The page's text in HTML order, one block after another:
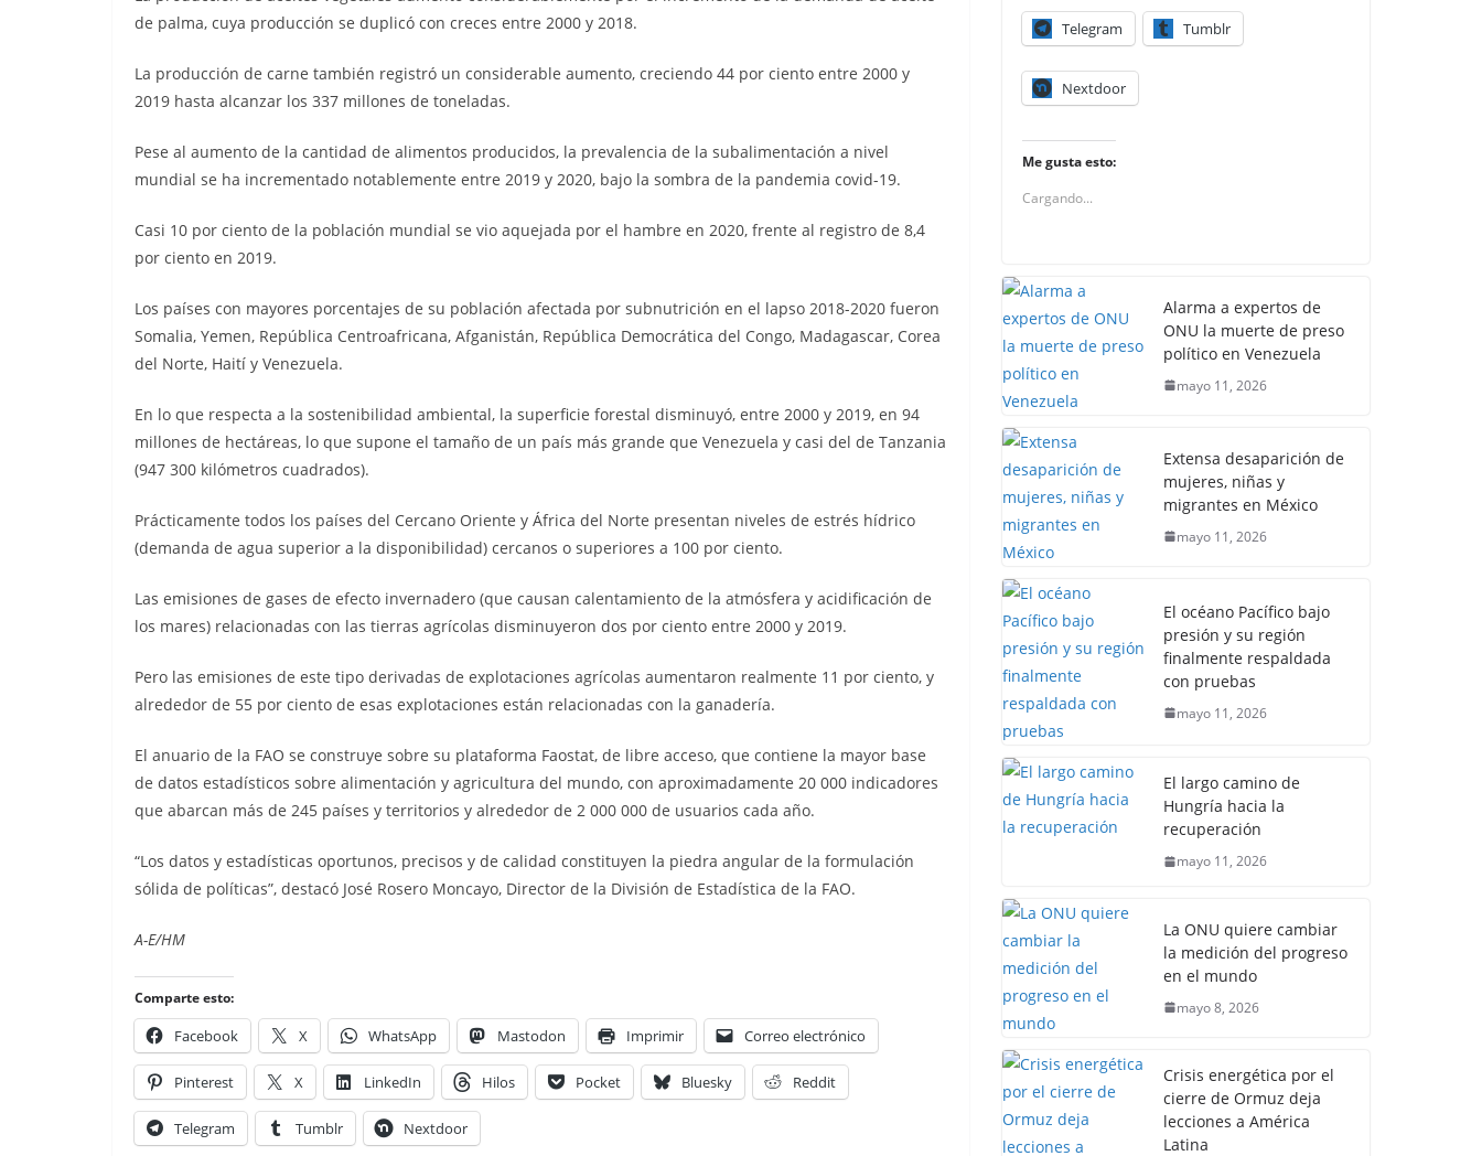
de palma, cuya producción se duplicó con creces entre 2000 y 2018.
La producción de carne también registró un considerable aumento, creciendo 44 por ciento entre 2000 y
2019 hasta alcanzar los 337 millones de toneladas.
Pese al aumento de la cantidad de alimentos producidos, la prevalencia de la subalimentación a nivel
mundial se ha incrementado notablemente entre 2019 y 2020, bajo la sombra de la pandemia covid-19.
Casi 10 por ciento de la población mundial se vio aquejada por el hambre en 2020, frente al registro de 8,4
por ciento en 2019.
Los países con mayores porcentajes de su población afectada por subnutrición en el lapso 2018-2020 fueron
Somalia, Yemen, República Centroafricana, Afganistán, República Democrática del Congo, Madagascar, Corea
del Norte, Haití y Venezuela.
En lo que respecta a la sostenibilidad ambiental, la superficie forestal disminuyó, entre 2000 y 2019, en 94
millones de hectáreas, lo que supone el tamaño de un país más grande que Venezuela y casi del de Tanzania
(947 300 kilómetros cuadrados).
Prácticamente todos los países del Cercano Oriente y África del Norte presentan niveles de estrés hídrico
(demanda de agua superior a la disponibilidad) cercanos o superiores a 100 por ciento.
Las emisiones de gases de efecto invernadero (que causan calentamiento de la atmósfera y acidificación de
los mares) relacionadas con las tierras agrícolas disminuyeron dos por ciento entre 2000 y 2019.
Pero las emisiones de este tipo derivadas de explotaciones agrícolas aumentaron realmente 11 por ciento, y
alrededor de 55 por ciento de esas explotaciones están relacionadas con la ganadería.
El anuario de la FAO se construye sobre su plataforma Faostat, de libre acceso, que contiene la mayor base
de datos estadísticos sobre alimentación y agricultura del mundo, con aproximadamente 20 000 indicadores
que abarcan más de 245 países y territorios y alrededor de 2 000 000 de usuarios cada año.
“Los datos y estadísticas oportunos, precisos y de calidad constituyen la piedra angular de la formulación
sólida de políticas”, destacó José Rosero Moncayo, Director de la División de Estadística de la FAO.
A-E/HM
Comparte esto:
Facebook X WhatsApp Mastodon Imprimir Correo electrónico
Pinterest X LinkedIn Hilos Pocket Bluesky Reddit
Telegram Tumblr Nextdoor
Telegram Tumblr
Nextdoor
Me gusta esto:
Cargando...
Alarma a expertos de
ONU la muerte de preso
político en Venezuela
mayo 11, 2026
Extensa desaparición de
mujeres, niñas y
migrantes en México
mayo 11, 2026
El océano Pacífico bajo
presión y su región
finalmente respaldada
con pruebas
mayo 11, 2026
El largo camino de
Hungría hacia la
recuperación
mayo 11, 2026
La ONU quiere cambiar
la medición del progreso
en el mundo
mayo 8, 2026
Crisis energética por el
cierre de Ormuz deja
lecciones a América
Latina